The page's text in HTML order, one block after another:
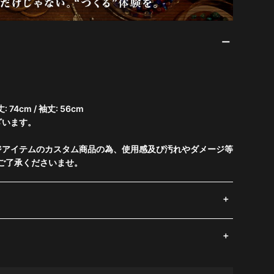
: 74cm / 袖丈: 56cm
ます。
イテムのカスタム商品の為、使用感及び汚れやダメージ等
承くださいませ。